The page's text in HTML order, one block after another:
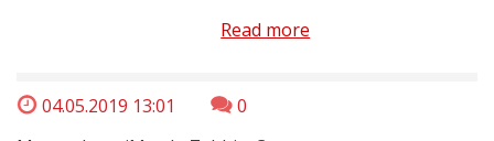
Read more
04.05.2019 13:01
0